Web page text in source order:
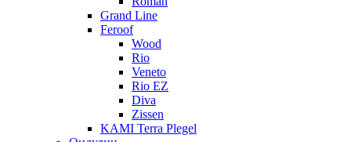
Grand Line
Feroof
Wood
Rio
Veneto
Rio EZ
Diva
Zissen
KAMI Terra Plegel